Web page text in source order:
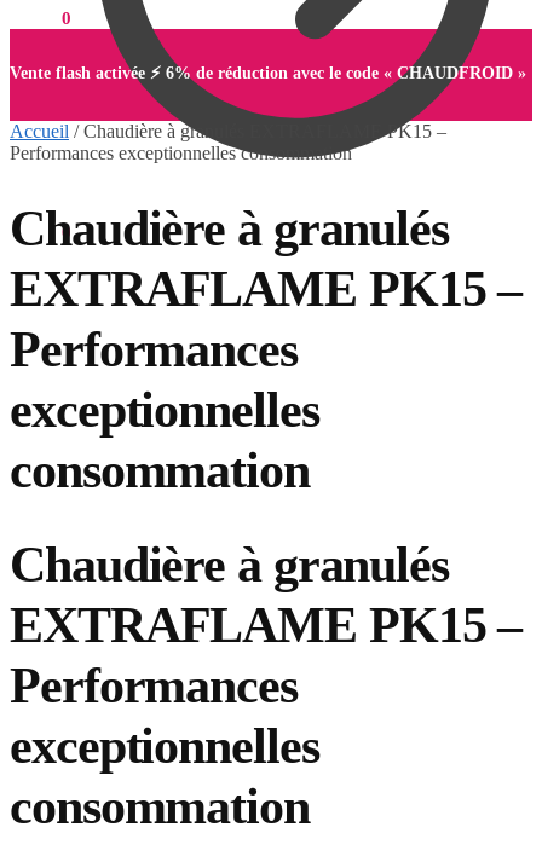
0,00 € 0
0
Vente flash activée ⚡ 6% de réduction avec le code « CHAUDFROID »
Accueil /Chaudière à granulés EXTRAFLAME PK15 –
Performances exceptionnelles consommation
Chaudière à granulés
EXTRAFLAME PK15 –
Performances
exceptionnelles
consommation
Chaudière à granulés
EXTRAFLAME PK15 –
Performances
exceptionnelles
consommation